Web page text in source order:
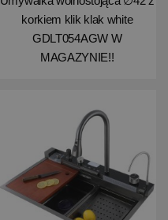
korkiem klik klak white
GDLT054AGW W
MAGAZYNIE!!